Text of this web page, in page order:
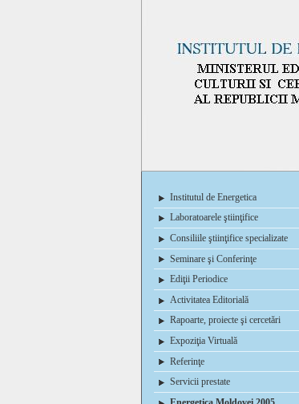
Institutul de Energetica
Laboratoarele ştiinţifice
Consiliile ştiinţifice specializate
Seminare şi Conferinţe
Ediţii Periodice
Activitatea Editorială
Rapoarte, proiecte şi cercetări
Expoziţia Virtuală
Referinţe
Servicii prestate